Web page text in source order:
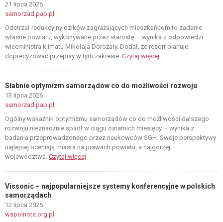
21 lipca 2026
samorzad.pap.pl
Odstrzał redukcyjny dzików zagrażających mieszkańcom to zadanie
własne powiatu, wykonywane przez starostę – wynika z odpowiedzi
wiceministra klimatu Mikołaja Dorożały. Dodał, że resort planuje
doprecyzować przepisy w tym zakresie. Czytaj więcej
Słabnie optymizm samorządów co do możliwości rozwoju
13 lipca 2026
samorzad.pap.pl
Ogólny wskaźnik optymizmu samorządów co do możliwości dalszego
rozwoju nieznacznie spadł w ciągu ostatnich miesięcy – wynika z
badania przeprowadzonego przez naukowców SGH. Swoje perspektywy
najlepiej oceniają miasta na prawach powiatu, a najgorzej –
województwa. Czytaj więcej
Vissonic – najpopularniejsze systemy konferencyjne w polskich
samorządach
12 lipca 2026
wspolnota.org.pl